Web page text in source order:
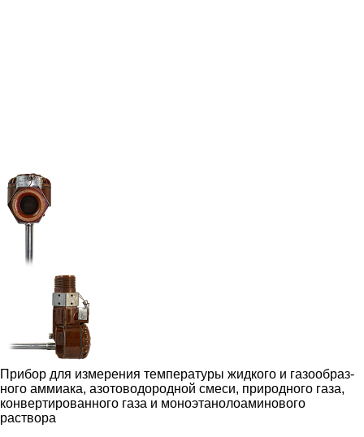
Прибор для измерения температуры жидкого и газообраз­
ного аммиака, азотоводородной смеси, природного газа,
конвертированно­го газа и моноэтанолоаминового
раствора